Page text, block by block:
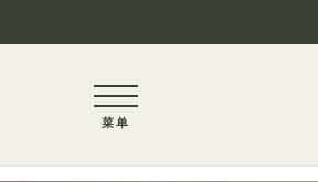
1 / 1
菜单